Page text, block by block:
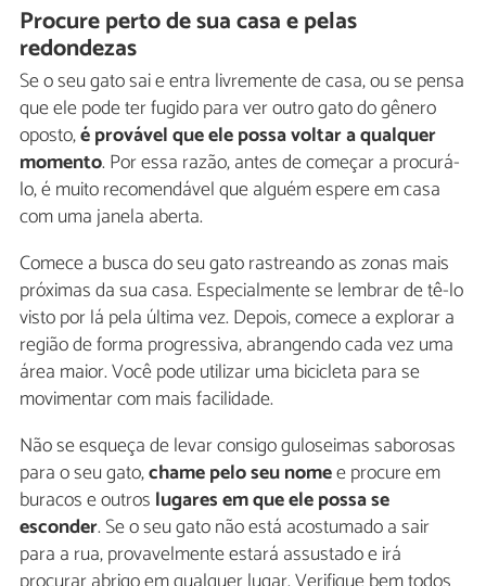
Procure perto de sua casa e pelas
redondezas
Se o seu gato sai e entra livremente de casa, ou se pensa
que ele pode ter fugido para ver outro gato do gênero
oposto,é provável que ele possa voltar a qualquer
momento. Por essa razão, antes de começar a procurá-
lo, é muito recomendável que alguém espere em casa
com uma janela aberta.
Comece a busca do seu gato rastreando as zonas mais
próximas da sua casa. Especialmente se lembrar de tê-lo
visto por lá pela última vez. Depois, comece a explorar a
região de forma progressiva, abrangendo cada vez uma
área maior. Você pode utilizar uma bicicleta para se
movimentar com mais facilidade.
Não se esqueça de levar consigo guloseimas saborosas
para o seu gato,chame pelo seu nomee procure em
buracos e outros lugares em que ele possa se
esconder. Se o seu gato não está acostumado a sair
para a rua, provavelmente estará assustado e irá